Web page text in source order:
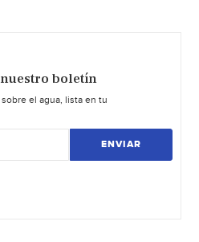
boletín
el agua, lista en tu
ENVIAR